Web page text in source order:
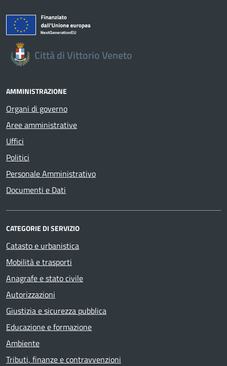
Città di Vittorio Veneto
AMMINISTRAZIONE
Organi di governo
Aree amministrative
Uffici
Politici
Personale Amministrativo
Documenti e Dati
CATEGORIE DI SERVIZIO
Catasto e urbanistica
Mobilità e trasporti
Anagrafe e stato civile
Autorizzazioni
Giustizia e sicurezza pubblica
Educazione e formazione
Ambiente
Tributi, finanze e contravvenzioni